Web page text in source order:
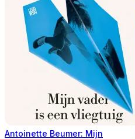
Antoinette Beumer: Mijn